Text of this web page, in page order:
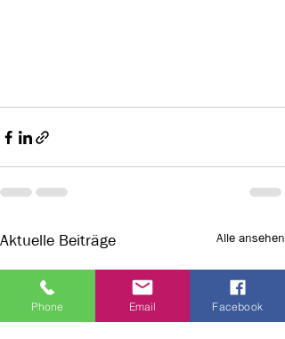
Aktuelle Beiträge Alle ansehen
Phone Email Facebook